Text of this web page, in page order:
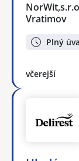
Vratimov
Plný
včerejší